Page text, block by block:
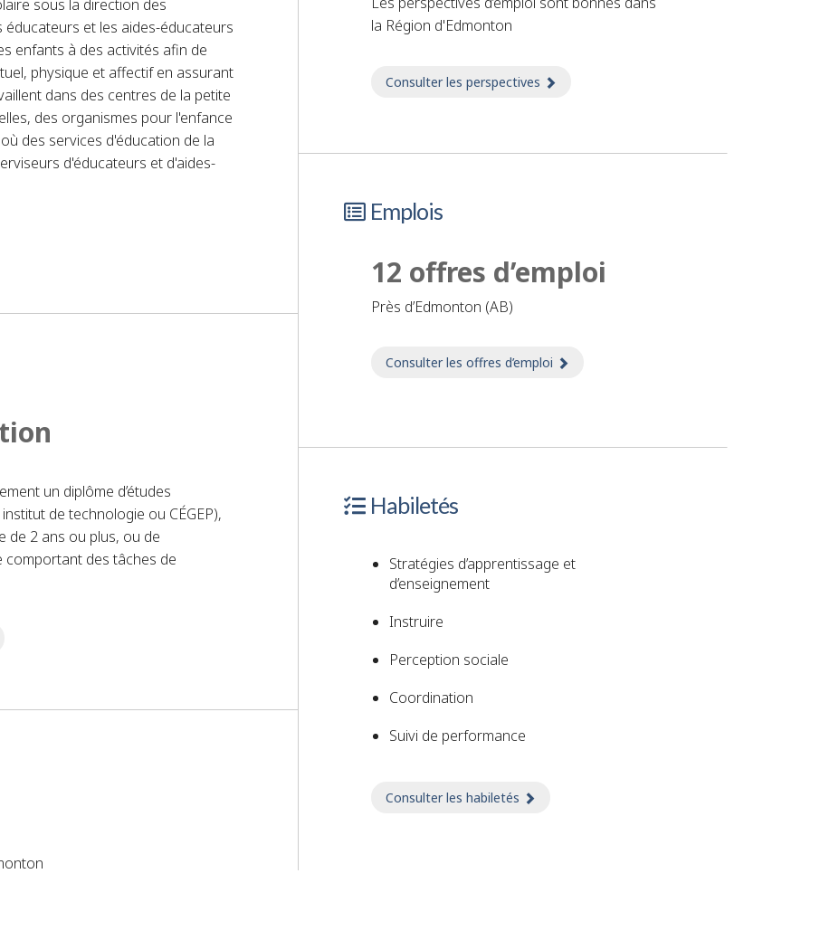
sous la direction des
et les aides-éducateurs
enfants à des activités afin de
physique et affectif en assurant
dans des centres de la petite
des organismes pour l'enfance
des services d'éducation de la
d'éducateurs et d'aides-
un diplôme d’études
de technologie ou CÉGEP),
de 2 ans ou plus, ou de
comportant des tâches de
la Région d'Edmonton
Consulter les perspectives
Emplois
12 offres d’emploi
près d’Edmonton (AB)
Consulter les offres d’emploi
Habiletés
Stratégies d’apprentissage et
d’enseignement
Instruire
Perception sociale
Coordination
Suivi de performance
Consulter les habiletés